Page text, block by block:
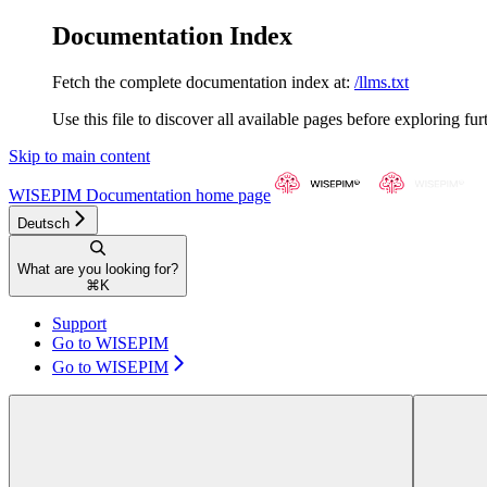
Documentation Index
Fetch the complete documentation index at: /llms.txt
Use this file to discover all available pages before exploring
Skip to main content
WISEPIM Documentation home page
Deutsch
What are you looking for?
⌘ K
Support
Go to WISEPIM
Go to WISEPIM